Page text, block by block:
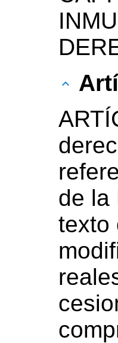
de la
texto